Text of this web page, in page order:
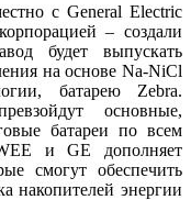
с General Electric
– создали
будет выпускать
на основе Na-NiCl
батарею Zebra.
основные,
батареи по всем
и GE дополняет
смогут обеспечить
накопителей энергии